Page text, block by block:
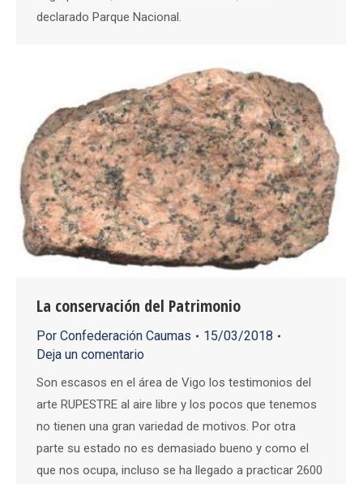
declarado Parque Nacional.
La conservación del Patrimonio
Por Confederación Caumas
15/03/2018
Deja un comentario
Son escasos en el área de Vigo los testimonios del
arte RUPESTRE al aire libre y los pocos que tenemos
no tienen una gran variedad de motivos. Por otra
parte su estado no es demasiado bueno y como el
que nos ocupa, incluso se ha llegado a practicar 2600